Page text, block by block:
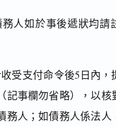
人如於事後遞狀均請
受支付命令後5日內，
記事欄勿省略），以核
務人；如債務人係法人